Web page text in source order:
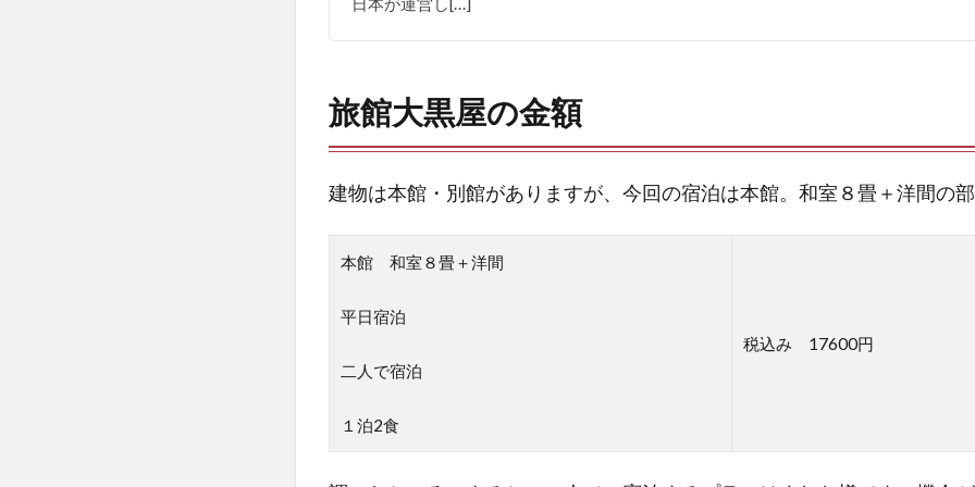
までの
道
櫻之湯
5.5.4
呂
夕食
5.7
6
の
他
旅館大黒屋の金額
建物は本館・別館がありますが、今回の宿泊は本館。和室８畳＋洋間の
本館 和室８畳＋洋間
平日宿泊
二人で宿泊
１泊2食
税込み 17600円